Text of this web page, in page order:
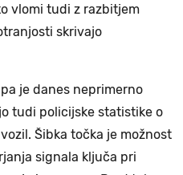
vlomi tudi z razbitjem
skrivajo
je danes neprimerno
tudi policijske statistike o
Šibka točka je možnost
signala ključa pri